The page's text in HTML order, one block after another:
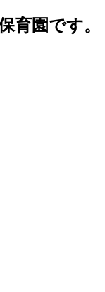
育園です。